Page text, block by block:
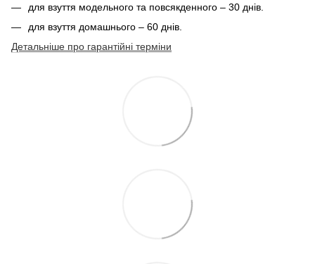
для взуття модельного та повсякденного – 30 днів.
для взуття домашнього – 60 днів.
Детальніше про гарантійні терміни